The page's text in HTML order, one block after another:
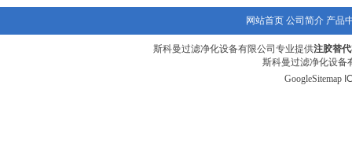
网站首页 公司简介 产品
斯科曼过滤净化设备有限公司专业提供注胶替
斯科曼过滤净化设备
GoogleSitemap